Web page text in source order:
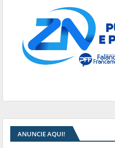
ANUNCIE AQUI!